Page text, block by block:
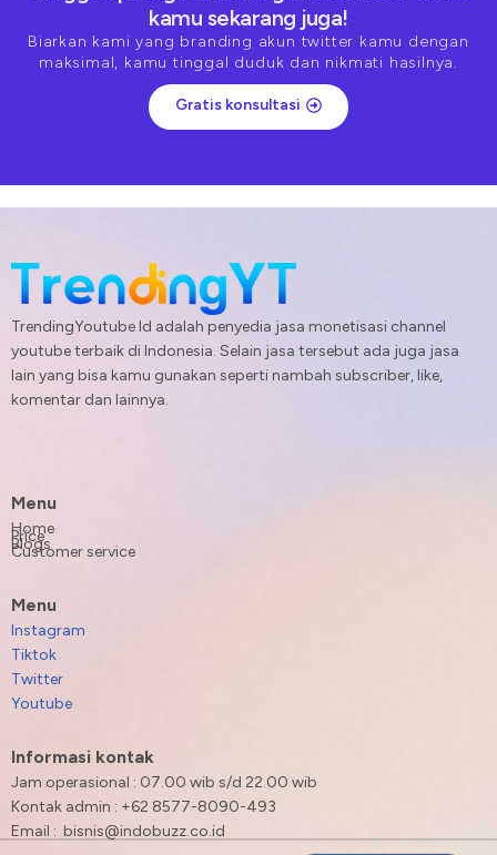
kamu sekarang juga!
Biarkan kami yang branding akun twitter kamu dengan
maksimal, kamu tinggal duduk dan nikmati hasilnya.
Gratis konsultasi
TrendingYoutube Id adalah penyedia jasa monetisasi channel
youtube terbaik di Indonesia. Selain jasa tersebut ada juga jasa
lain yang bisa kamu gunakan seperti nambah subscriber, like,
komentar dan lainnya.
Menu
Home
Price
Blogs
Customer service
Menu
Instagram
Tiktok
Twitter
Youtube
Informasi kontak
Jam operasional : 07.00 wib s/d 22.00 wib
Kontak admin : +62 8577-8090-493
Email : bisnis@indobuzz.co.id